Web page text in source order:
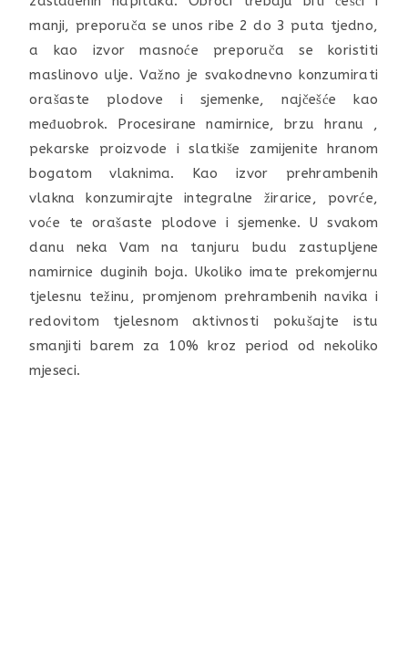
manji, preporuča se unos ribe 2 do 3 puta tjedno,
a kao izvor masnoće preporuča se koristiti
maslinovo ulje. Važno je svakodnevno konzumirati
orašaste plodove i sjemenke, najčešće kao
međuobrok. Procesirane namirnice, brzu hranu ,
pekarske proizvode i slatkiše zamijenite hranom
bogatom vlaknima. Kao izvor prehrambenih
vlakna konzumirajte integralne žirarice, povrće,
voće te orašaste plodove i sjemenke. U svakom
danu neka Vam na tanjuru budu zastupljene
namirnice duginih boja. Ukoliko imate prekomjernu
tjelesnu težinu, promjenom prehrambenih navika i
redovitom tjelesnom aktivnosti pokušajte istu
smanjiti barem za 10% kroz period od nekoliko
mjeseci.